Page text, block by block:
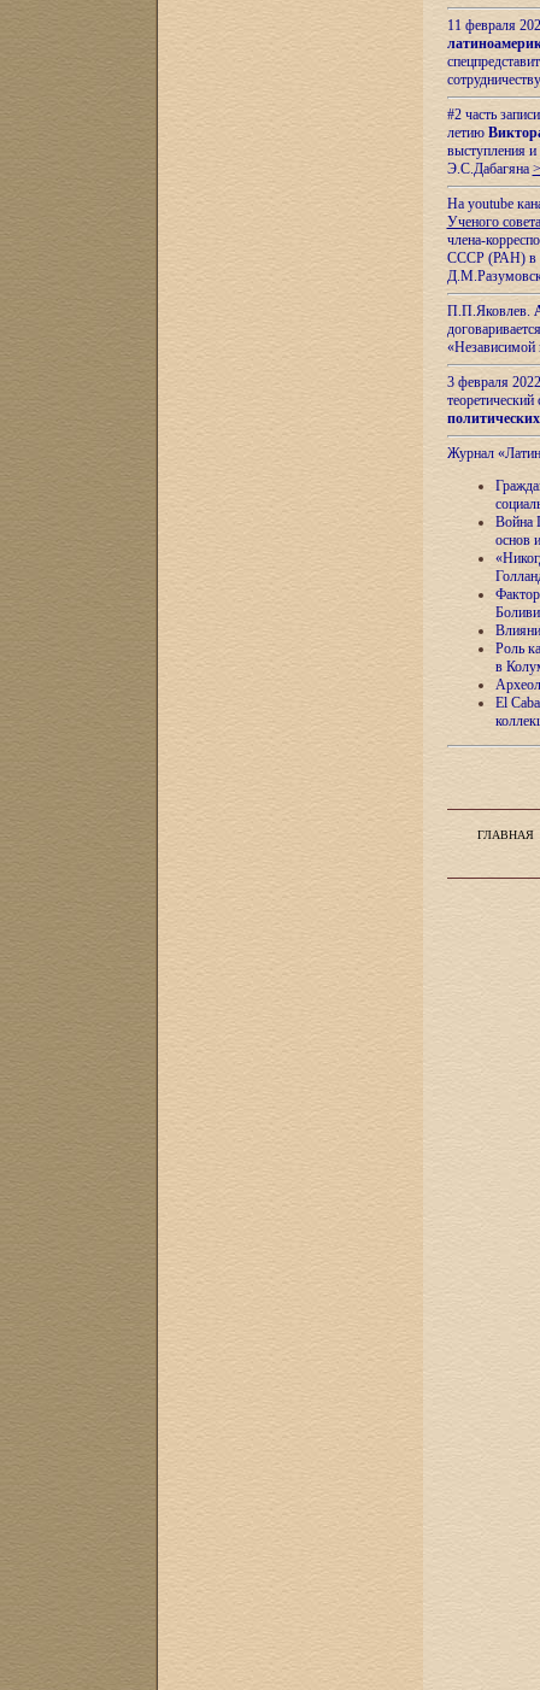
11 февраля
#2 часть
летию
выступления
Э.С.Дабагяна
На youtube
Ученого
члена-
СССР (РАН) в
П.П.Яковлев.
«Независимой
3 февраля
теоретический
Журнал
Война
основ
Роль
в
El
ГЛАВНАЯ